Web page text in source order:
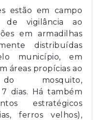
estão em campo
de vigilância ao
em armadilhas
distribuídas
município, em
áreas propícias ao
do mosquito,
dias. Há também
estratégicos
ferros velhos),